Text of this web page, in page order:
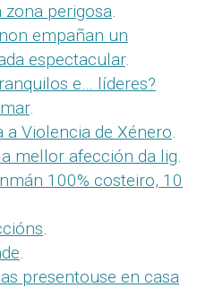
zona perigosa.
empañan un
espectacular.
e… líderes?
.
Violencia de Xénero.
mellor afección da lig.
100% costeiro, 10
.
.
presentouse en casa